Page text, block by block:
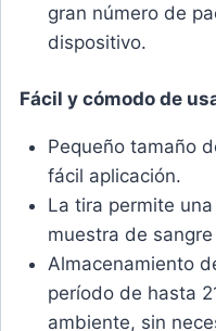
gran número de
dispositivo.
Fácil y cómodo de
Pequeño tamaño
fácil aplicación.
La tira permite
muestra de
Almacenamiento
período de hasta
ambiente, sin